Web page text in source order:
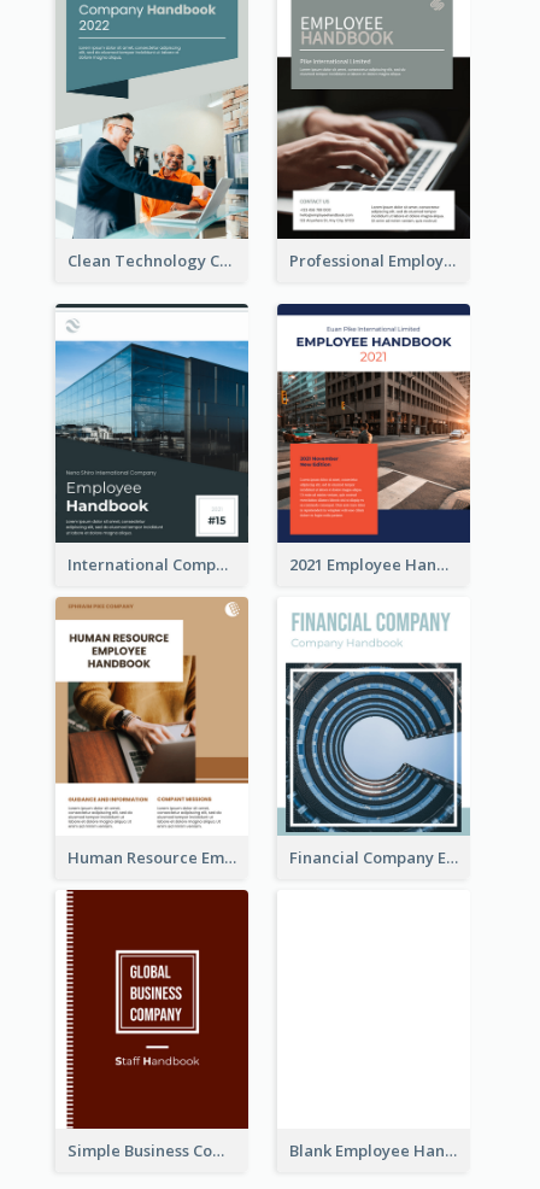
Clean Technology Company Handbook Professional Employee Handbook
International Company Handbook 2021 Employee Handbook
Human Resource Employee Handbook Financial Company Employee Handbook
Simple Business Company Employee Handbook Blank Employee Handbook